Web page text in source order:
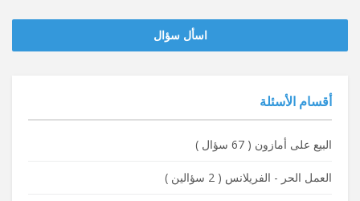
‫‫اسأل سؤال
أقسام الأسئلة
البيع على أمازون ( 67 سؤال )
العمل الحر - الفريلانس ( 2 سؤالين )